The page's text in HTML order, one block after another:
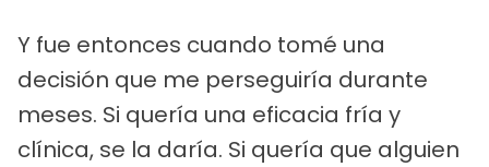
Y fue entonces cuando tomé una
decisión que me perseguiría durante
meses. Si quería una eficacia fría y
clínica, se la daría. Si quería que alguien